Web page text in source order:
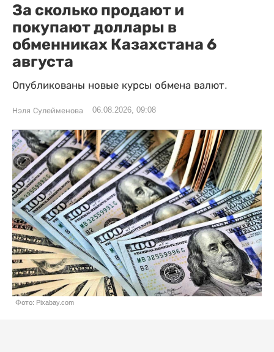
За сколько продают и
покупают доллары в
обменниках Казахстана 6
августа
Опубликованы новые курсы обмена валют.
Нэля Сулейменова 06.08.2026, 09:08
Фото: Pixabay.com